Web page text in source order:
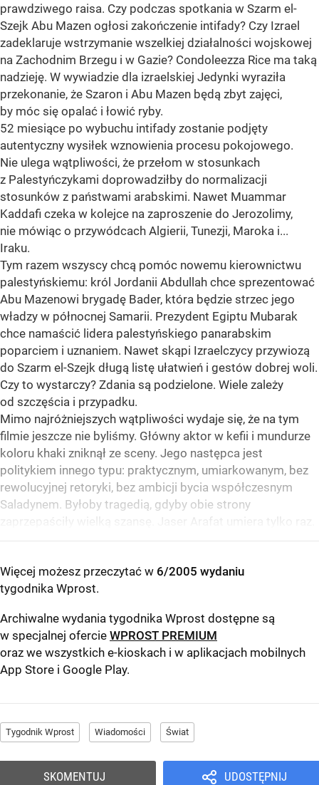
prawdziwego raisa. Czy podczas spotkania w Szarm el-
Szejk Abu Mazen ogłosi zakończenie intifady? Czy Izrael
zadeklaruje wstrzymanie wszelkiej działalności wojskowej
na Zachodnim Brzegu i w Gazie? Condoleezza Rice ma taką
nadzieję. W wywiadzie dla izraelskiej Jedynki wyraziła
przekonanie, że Szaron i Abu Mazen będą zbyt zajęci,
by móc się opalać i łowić ryby.
52 miesiące po wybuchu intifady zostanie podjęty
autentyczny wysiłek wznowienia procesu pokojowego.
Nie ulega wątpliwości, że przełom w stosunkach
z Palestyńczykami doprowadziłby do normalizacji
stosunków z państwami arabskimi. Nawet Muammar
Kaddafi czeka w kolejce na zaproszenie do Jerozolimy,
nie mówiąc o przywódcach Algierii, Tunezji, Maroka i...
Iraku.
Tym razem wszyscy chcą pomóc nowemu kierownictwu
palestyńskiemu: król Jordanii Abdullah chce sprezentować
Abu Mazenowi brygadę Bader, która będzie strzec jego
władzy w północnej Samarii. Prezydent Egiptu Mubarak
chce namaścić lidera palestyńskiego panarabskim
poparciem i uznaniem. Nawet skąpi Izraelczycy przywiozą
do Szarm el-Szejk długą listę ułatwień i gestów dobrej woli.
Czy to wystarczy? Zdania są podzielone. Wiele zależy
od szczęścia i przypadku.
Mimo najróżniejszych wątpliwości wydaje się, że na tym
filmie jeszcze nie byliśmy. Główny aktor w kefii i mundurze
koloru khaki zniknął ze sceny. Jego następca jest
politykiem innego typu: praktycznym, umiarkowanym, bez
rewolucyjnej retoryki, bez ambicji bycia współczesnym
Saladynem. Byłoby tragedią, gdyby obie strony
zaprzepaściły wielką szansę. Jaser Arafat umiera tylko raz.
Więcej możesz przeczytać w 6/2005 wydaniu
tygodnika Wprost.
Archiwalne wydania tygodnika Wprost dostępne są
w specjalnej ofercie WPROST PREMIUM
oraz we wszystkich e-kioskach i w aplikacjach mobilnych
App Store i Google Play.
Tygodnik Wprost Wiadomości Świat
UDOSTĘPNIJ
SKOMENTUJ